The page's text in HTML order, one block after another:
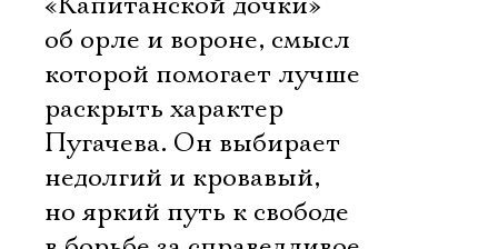
об орле и вороне, смысл
которой помогает лучше
раскрыть характер
Пугачева. Он выбирает
недолгий и кровавый,
но яркий путь к свободе